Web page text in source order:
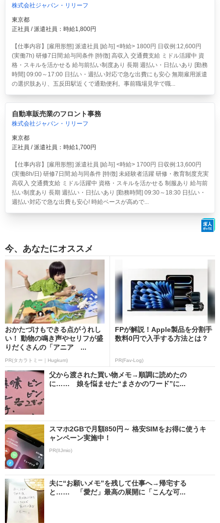
株式会社ジャパン・リリーフ
東京都
正社員 / 派遣社員：時給1,800円
【仕事内容】[雇用形態] 派遣社員 [給与] <時給> 1800円 日収例:12,600円
(実働7h) 研修7日間:給与同条件 [特徴] 高収入 交通費支給 ミドル活躍中 資
格・スキルを活かせる 給与前払い制度あり 長期 週払い・日払いあり [勤務
時間] 09:00～17:00 日払い・週払い対応で急な出費にも安心 無期雇用派遣
の選択肢あり、五反田駅近くで通勤便利。事前職場見学で職...
自動車販売業のフロント事務
株式会社ジャパン・リリーフ
東京都
正社員 / 派遣社員：時給1,700円
【仕事内容】[雇用形態] 派遣社員 [給与] <時給> 1700円 日収例:13,600円
(実働8h/日) 研修7日間:給与同条件 [特徴] 未経験者活躍 研修・教育制度充実
高収入 交通費支給 ミドル活躍中 資格・スキルを活かせる 制服あり 給与前
払い制度あり 長期 週払い・日払いあり [勤務時間] 09:30～18:30 日払い・
週払い対応で急な出費も安心! 時給ベースが高めで...
今、あなたにオススメ
おかたづけもできる点がうれし
い！ 動物の鳴き声やセリフが盛
りだくさんの「アニア ...
PR(タカラトミー｜Hugkum)
FPが解説！Apple製品を分割手
数料0円で入手する方法とは？
PR(Fav-Log)
父から渡された買い物メモ→順調に読めたの
に…… 娘を悩ませた“まさかのワード”に...
スマホ2GBで月額850円～ 格安SIMをお得に使うキ
ャンペーン実施中！
PR(IIJmio)
夫に“お願いメモ”を残して仕事へ→帰宅する
と…… 「愛だ」最高の展開に「こんな可...